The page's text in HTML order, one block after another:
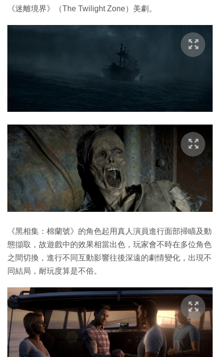
《迷離境界》（The Twilight Zone）美劇。
《黑相集：棉蘭號》的角色起用真人演員進行面部掃瞄及動
態擷取，故遊戲中的效果相當出色，玩家會不時在多位角色
之間切換，進行不同互動影響往後深遠的劇情變化，出現不
同結局，耐玩度算是不俗。